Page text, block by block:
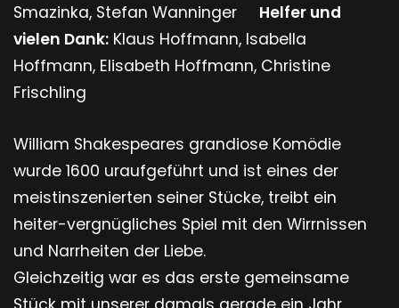
Smazinka, Stefan Wanninger Helfer und
vielen Dank: Klaus Hoffmann, Isabella
Hoffmann, Elisabeth Hoffmann, Christine
Frischling
William Shakespeares grandiose Komödie
wurde 1600 uraufgeführt und ist eines der
meistinszenierten seiner Stücke, treibt ein
heiter-vergnügliches Spiel mit den Wirrnissen
und Narrheiten der Liebe.
Gleichzeitig war es das erste gemeinsame